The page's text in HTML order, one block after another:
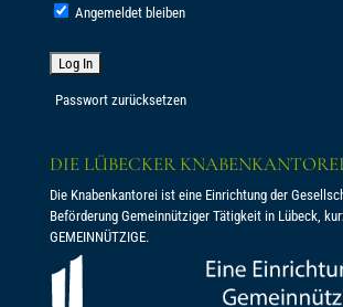
Angemeldet bleiben
Passwort zurücksetzen
DIE LÜBECKER KNABENKANTOREI
Die Knabenkantorei ist eine Einrichtung der
Beförderung Gemeinnütziger Tätigkeit in Lübeck,
GEMEINNÜTZIGE.